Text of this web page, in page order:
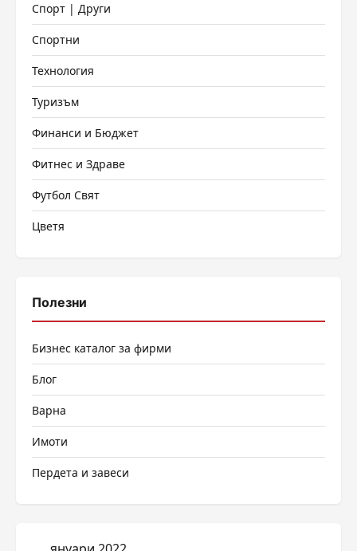
Спорт | Други
Спортни
Технология
Туризъм
Финанси и Бюджет
Фитнес и Здраве
Футбол Свят
Цветя
Полезни
Бизнес каталог за фирми
Блог
Варна
Имоти
Пердета и завеси